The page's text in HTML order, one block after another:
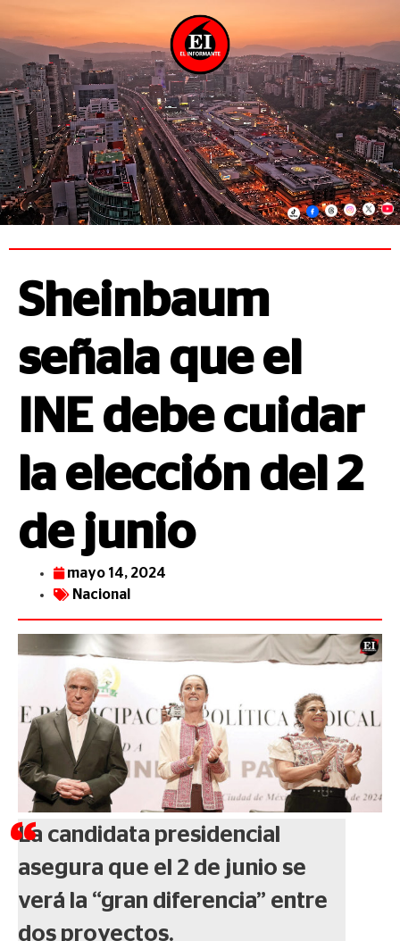
Sheinbaum
señala que el
INE debe cuidar
la elección del 2
de junio
mayo 14, 2024
Nacional
La candidata presidencial
asegura que el 2 de junio se
verá la “gran diferencia” entre
dos proyectos.